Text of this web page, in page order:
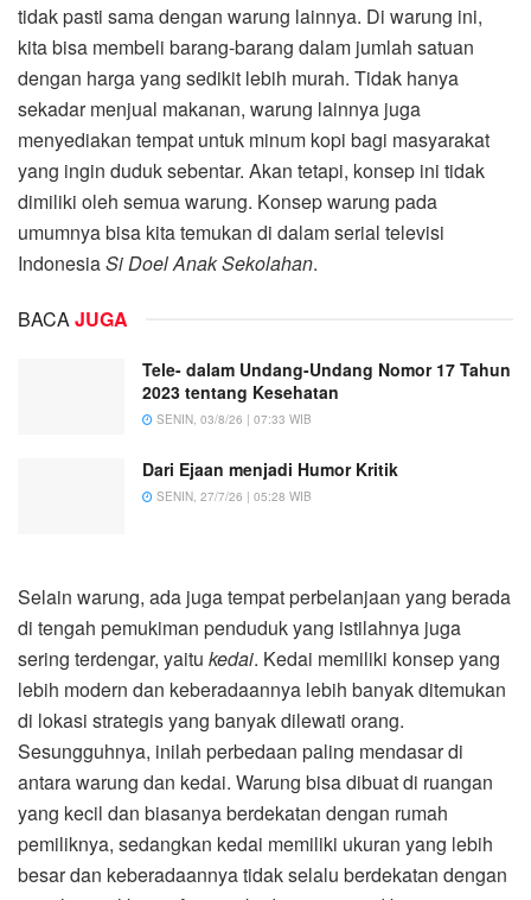
tidak pasti sama dengan warung lainnya. Di warung ini,
kita bisa membeli barang-barang dalam jumlah satuan
dengan harga yang sedikit lebih murah. Tidak hanya
sekadar menjual makanan, warung lainnya juga
menyediakan tempat untuk minum kopi bagi masyarakat
yang ingin duduk sebentar. Akan tetapi, konsep ini tidak
dimiliki oleh semua warung. Konsep warung pada
umumnya bisa kita temukan di dalam serial televisi
IndonesiaSi Doel Anak Sekolahan.
BACAJUGA
Tele- dalam Undang-Undang Nomor 17 Tahun
2023 tentang Kesehatan
SENIN, 03/8/26 | 07:33 WIB
Dari Ejaan menjadi Humor Kritik
SENIN, 27/7/26 | 05:28 WIB
Selain warung, ada juga tempat perbelanjaan yang berada
di tengah pemukiman penduduk yang istilahnya juga
sering terdengar, yaitu kedai. Kedai memiliki konsep yang
lebih modern dan keberadaannya lebih banyak ditemukan
di lokasi strategis yang banyak dilewati orang.
Sesungguhnya, inilah perbedaan paling mendasar di
antara warung dan kedai. Warung bisa dibuat di ruangan
yang kecil dan biasanya berdekatan dengan rumah
pemiliknya, sedangkan kedai memiliki ukuran yang lebih
besar dan keberadaannya tidak selalu berdekatan dengan